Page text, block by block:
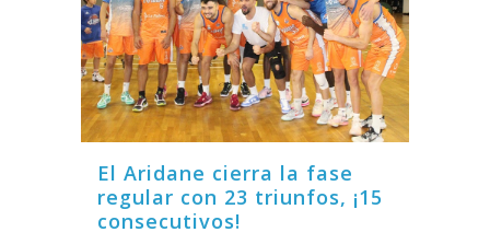
El Aridane cierra la fase
regular con 23 triunfos, ¡15
consecutivos!